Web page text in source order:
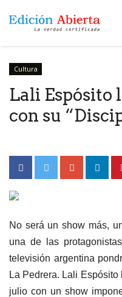
Cultura
Lali Espósito
con su
No será un show más,
una de las
televisión argentina
La Pedrera. Lali
julio con un show